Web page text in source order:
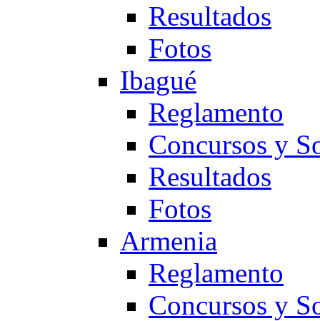
Resultados
Fotos
Ibagué
Reglamento
Concursos y
Resultados
Fotos
Armenia
Reglamento
Concursos y